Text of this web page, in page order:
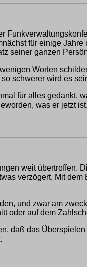
für einige
seiner ganzen
Worten
schwerer wird es
für alles gedankt,
was er jetzt
weit
verzögert. Mit
und zwar am
oder auf dem
daß das